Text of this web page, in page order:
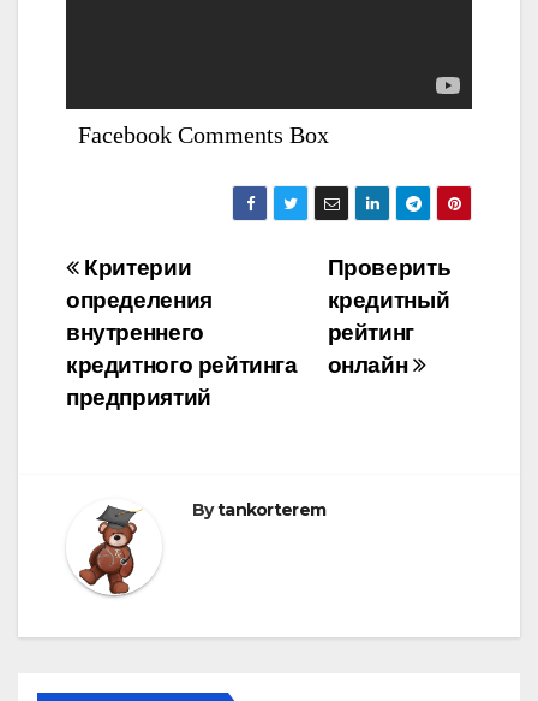
Facebook Comments Box
Bejegyzés
navigáció
Проверить
кредитный
рейтинг
онлайн
Критерии
определения
внутреннего
кредитного рейтинга
предприятий
Bytankorterem